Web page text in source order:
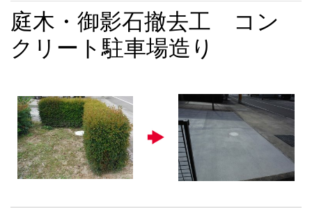
庭木・御影石撤去工 コン
クリート駐車場造り